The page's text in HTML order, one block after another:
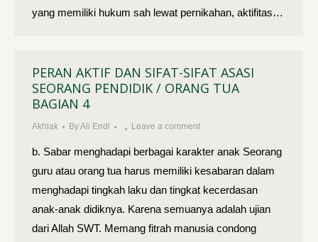
yang memiliki hukum sah lewat pernikahan, aktifitas…
PERAN AKTIF DAN SIFAT-SIFAT ASASI
SEORANG PENDIDIK / ORANG TUA
BAGIAN 4
Akhlak ByAli Endi Leave a comment
b. Sabar menghadapi berbagai karakter anak Seorang
guru atau orang tua harus memiliki kesabaran dalam
menghadapi tingkah laku dan tingkat kecerdasan
anak-anak didiknya. Karena semuanya adalah ujian
dari Allah SWT. Memang fitrah manusia condong